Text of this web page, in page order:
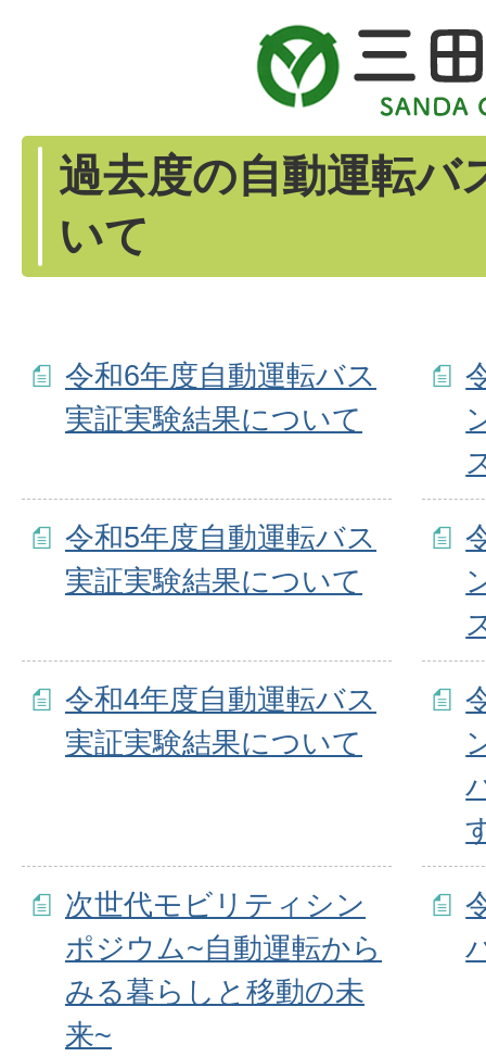
過去度の自動運転バ
いて
令和6年度自動運転バス
実証実験結果について
令和5年度自動運転バス
実証実験結果について
令和4年度自動運転バス
実証実験結果について
次世代モビリティシン
ポジウム~自動運転から
みる暮らしと移動の未
来~